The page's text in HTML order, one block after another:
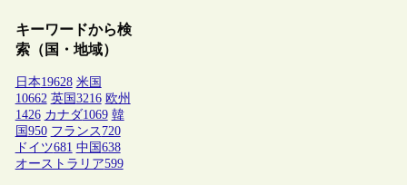
キーワードから検
索（国・地域）
日本19628 米国
10662 英国 3216 欧州
1426 カナダ1069 韓
国 950 フランス 720
ドイツ681 中国 638
オーストラリア599